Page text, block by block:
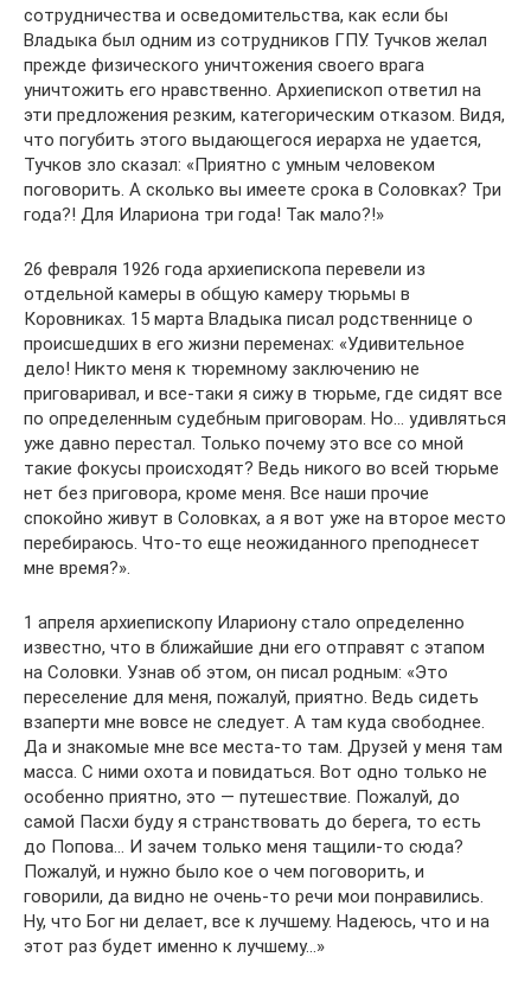
сотрудничества и осведомительства, как если бы
Владыка был одним из сотрудников ГПУ. Тучков желал
прежде физического уничтожения своего врага
уничтожить его нравственно. Архиепископ ответил на
эти предложения резким, категорическим отказом. Видя,
что погубить этого выдающегося иерарха не удается,
Тучков зло сказал: «Приятно с умным человеком
поговорить. А сколько вы имеете срока в Соловках? Три
года?! Для Илариона три года! Так мало?!»
26 февраля 1926 года архиепископа перевели из
отдельной камеры в общую камеру тюрьмы в
Коровниках. 15 марта Владыка писал родственнице о
происшедших в его жизни переменах: «Удивительное
дело! Никто меня к тюремному заключению не
приговаривал, и все-таки я сижу в тюрьме, где сидят все
по определенным судебным приговорам. Но… удивляться
уже давно перестал. Только почему это все со мной
такие фокусы происходят? Ведь никого во всей тюрьме
нет без приговора, кроме меня. Все наши прочие
спокойно живут в Соловках, а я вот уже на второе место
перебираюсь. Что-то еще неожиданного преподнесет
мне время?».
1 апреля архиепископу Илариону стало определенно
известно, что в ближайшие дни его отправят с этапом
на Соловки. Узнав об этом, он писал родным: «Это
переселение для меня, пожалуй, приятно. Ведь сидеть
взаперти мне вовсе не следует. А там куда свободнее.
Да и знакомые мне все места-то там. Друзей у меня там
масса. С ними охота и повидаться. Вот одно только не
особенно приятно, это — путешествие. Пожалуй, до
самой Пасхи буду я странствовать до берега, то есть
до Попова… И зачем только меня тащили-то сюда?
Пожалуй, и нужно было кое о чем поговорить, и
говорили, да видно не очень-то речи мои понравились.
Ну, что Бог ни делает, все к лучшему. Надеюсь, что и на
этот раз будет именно к лучшему…»